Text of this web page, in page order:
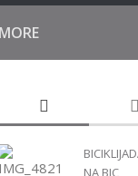
MORE
NA BIC